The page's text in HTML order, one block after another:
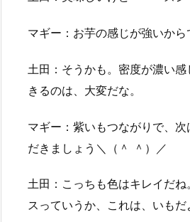
マギー：お芋の感じが強いか
土田：そうかも。密度が濃い
きるのは、大変だな。
マギー：紫いもつながりで、
だきましょう＼（＾ ＾）／
土田：こっちも色はキレイだ
スっていうか、これは、いもだ